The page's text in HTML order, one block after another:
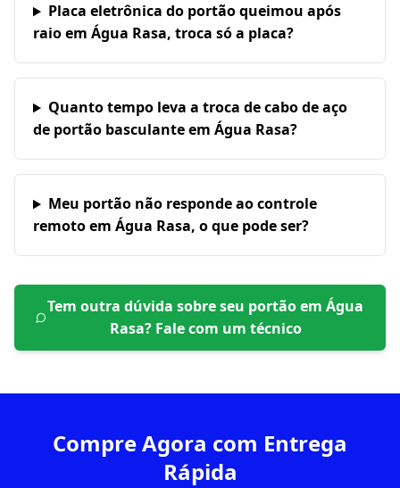
Placa eletrônica do portão queimou após
raio em Água Rasa, troca só a placa?
Quanto tempo leva a troca de cabo de aço
de portão basculante em Água Rasa?
Meu portão não responde ao controle
remoto em Água Rasa, o que pode ser?
Tem outra dúvida sobre seu portão emÁgua
Rasa? Fale com um técnico
Compre Agora com Entrega
Rápida